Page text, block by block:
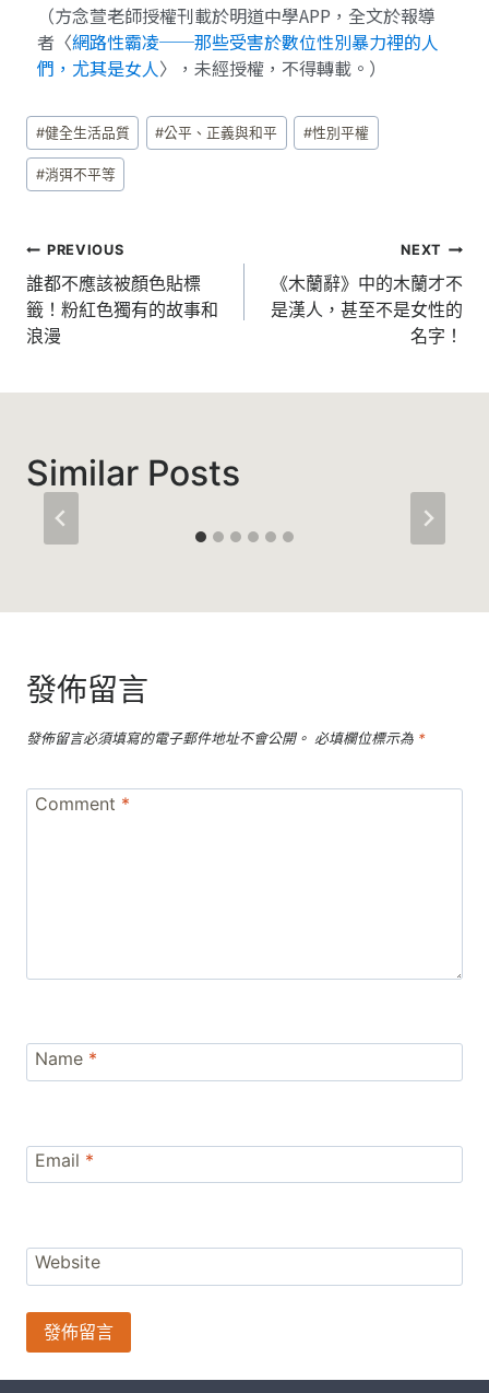
（方念萱老師授權刊載於明道中學APP，全文於報導
者〈網路性霸凌──那些受害於數位性別暴力裡的人
們，尤其是女人〉，未經授權，不得轉載。）
#健全生活品質 #公平、正義與和平 #性別平權
#消弭不平等
PREVIOUS
誰都不應該被顏色貼標
籤！粉紅色獨有的故事和
浪漫
NEXT
《木蘭辭》中的木蘭才不
是漢人，甚至不是女性的
名字！
Similar Posts
發佈留言
發佈留言必須填寫的電子郵件地址不會公開。 必填欄位標示為 *
Comment *
Name *
Email *
Website